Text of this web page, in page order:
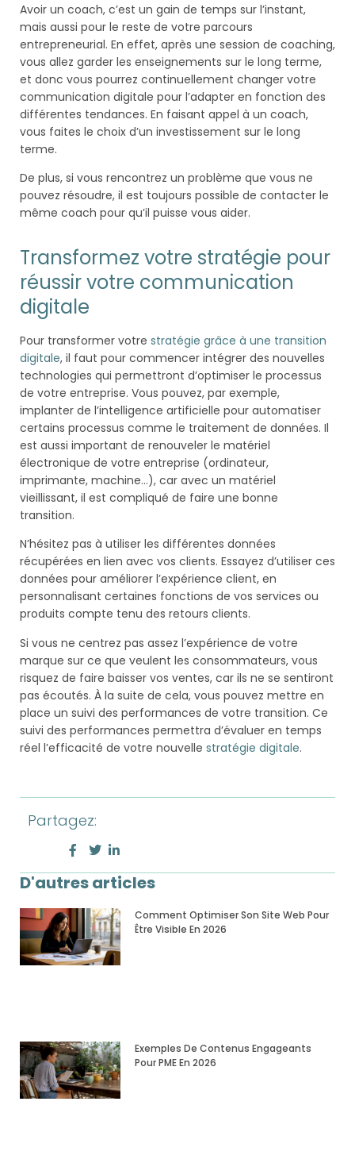
Avoir un coach, c’est un gain de temps sur l’instant,
mais aussi pour le reste de votre parcours
entrepreneurial. En effet, après une session de coaching,
vous allez garder les enseignements sur le long terme,
et donc vous pourrez continuellement changer votre
communication digitale pour l’adapter en fonction des
différentes tendances. En faisant appel à un coach,
vous faites le choix d’un investissement sur le long
terme.
De plus, si vous rencontrez un problème que vous ne
pouvez résoudre, il est toujours possible de contacter le
même coach pour qu’il puisse vous aider.
Transformez votre stratégie pour
réussir votre communication
digitale
Pour transformer votre stratégie grâce à une transition
digitale, il faut pour commencer intégrer des nouvelles
technologies qui permettront d’optimiser le processus
de votre entreprise. Vous pouvez, par exemple,
implanter de l’intelligence artificielle pour automatiser
certains processus comme le traitement de données. Il
est aussi important de renouveler le matériel
électronique de votre entreprise (ordinateur,
imprimante, machine…), car avec un matériel
vieillissant, il est compliqué de faire une bonne
transition.
N’hésitez pas à utiliser les différentes données
récupérées en lien avec vos clients. Essayez d’utiliser ces
données pour améliorer l’expérience client, en
personnalisant certaines fonctions de vos services ou
produits compte tenu des retours clients.
Si vous ne centrez pas assez l’expérience de votre
marque sur ce que veulent les consommateurs, vous
risquez de faire baisser vos ventes, car ils ne se sentiront
pas écoutés. À la suite de cela, vous pouvez mettre en
place un suivi des performances de votre transition. Ce
suivi des performances permettra d’évaluer en temps
réel l’efficacité de votre nouvelle stratégie digitale.
Partagez:
D'autres articles
Comment Optimiser Son Site Web Pour
Être Visible En 2026
Exemples De Contenus Engageants
Pour PME En 2026